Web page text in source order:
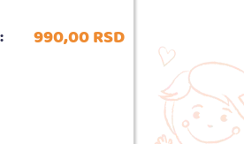
990,00RSD